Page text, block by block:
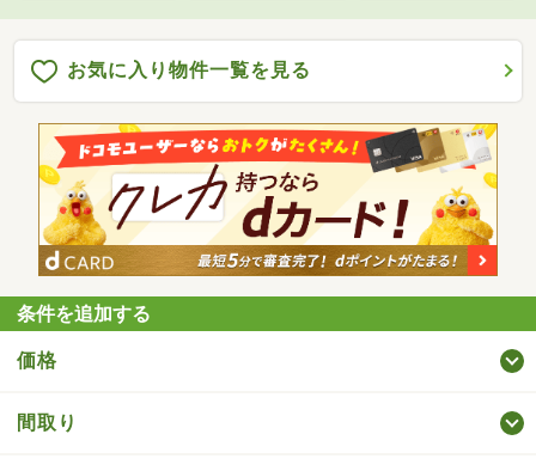
お気に入り物件一覧を見る
条件を追加する
価格
間取り